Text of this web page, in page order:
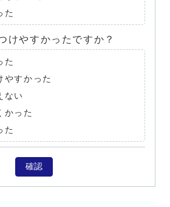
た
けやすかったですか？
た
やすかった
ない
かった
た
確認